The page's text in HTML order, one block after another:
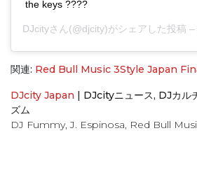
the keys ????
DJcityさん(@djcity)がシェアした投稿 –
関連: Red Bull Music 3Style Japan
DJcity Japan | DJcityニュース, DJカル
ズム
DJ Fummy, J. Espinosa, Red Bull